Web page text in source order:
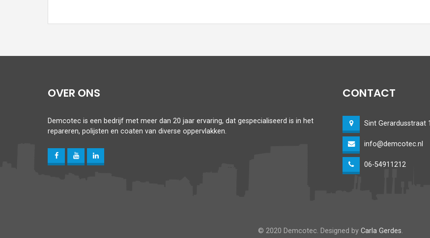
OVER ONS
Demcotec is een bedrijf met meer dan 20 jaar ervaring, dat gespecialiseerd is in het
repareren, polijsten en coaten van diverse oppervlakken.
CONTACT
Sint Gerardusstraat
info@demcotec.nl
06-54911212
© 2020 Demcotec. Designed by Carla Gerdes.